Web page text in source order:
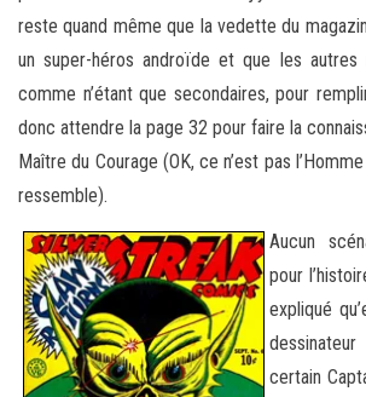
reste quand même que la vedette du
un super-héros androïde et que les autres
comme n’étant que secondaires, pour
donc attendre la page 32 pour faire la
Maître du Courage (OK, ce n’est pas
ressemble).
Aucun
pour
expliqué
certain